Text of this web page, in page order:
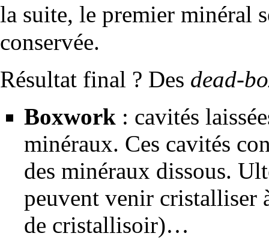
la suite, le premier minéral
conservée.
Résultat final ? Des dead-
Boxwork : cavités
minéraux. Ces cavités
des minéraux dissous.
peuvent venir
de cristallisoir)…